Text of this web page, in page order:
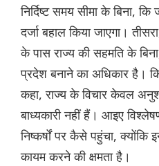
निर्दिष्ट समय सीमा के बिना,
दर्जा बहाल किया जाएगा।
के पास राज्य की सहमति के
प्रदेश बनाने का अधिकार है।
कहा, राज्य के विचार केवल
बाध्यकारी नहीं हैं। आइए
निष्कर्षों पर कैसे पहुंचा,
कायम करने की क्षमता है।